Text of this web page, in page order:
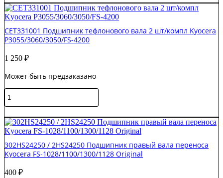
Бушинг
тефлонового
вала
для
Kyocera
комплект
шт
CET331001 Подшипник тефлонового вала 2 шт/компл Kyocera
P3055/3060/3050/FS-4200
1 250 ₽
Может быть предзаказано
Количество
товара
Подшипник
тефлонового
вала
2
шт/
Kyocera
302HS24250 / 2HS24250 Подшипник правый вала переноса
Kyocera FS-1028/1100/1300/1128 Original
400 ₽